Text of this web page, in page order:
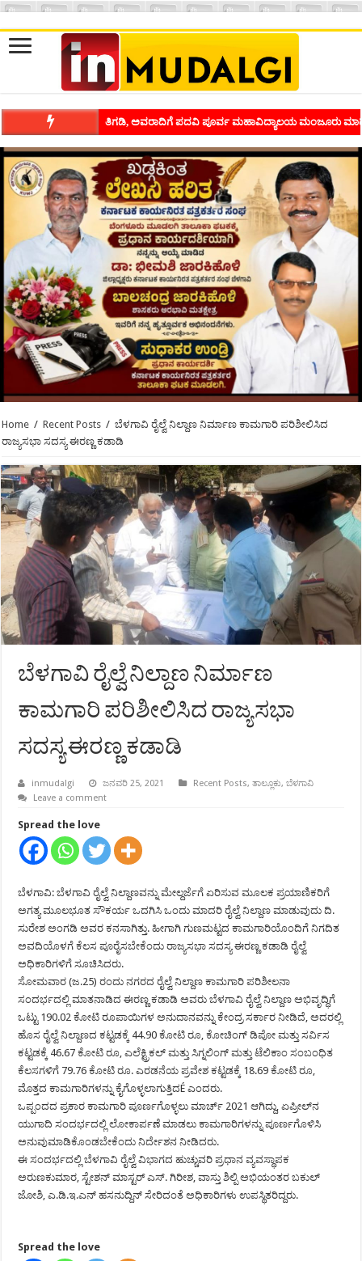
ಶಿವಾಪುರದಲ್ಲಿ ಕವಿಗೋಷ್ಠಿಯ ಸಂಭ್ರಮ ಭಾವನೆಗಳನ್ನು ಕಟ್ಟಿಕೊಡುವ
Home / Recent Posts / ಬೆಳಗಾವಿ ರೈಲ್ವೆ ನಿಲ್ದಾಣ ನಿರ್ಮಾಣ ಕಾಮಗಾರಿ ಪರಿಶೀಲಿಸಿದ
ರಾಜ್ಯಸಭಾ ಸದಸ್ಯ ಈರಣ್ಣ ಕಡಾಡಿ
ಬೆಳಗಾವಿ ರೈಲ್ವೆ ನಿಲ್ದಾಣ ನಿರ್ಮಾಣ
ಕಾಮಗಾರಿ ಪರಿಶೀಲಿಸಿದ ರಾಜ್ಯಸಭಾ
ಸದಸ್ಯ ಈರಣ್ಣ ಕಡಾಡಿ
inmudalgi ಜನವರಿ 25, 2021 Recent Posts,ತಾಲ್ಲೂಕು,ಬೆಳಗಾವಿ
Leave a comment
Spread the love
ಬೆಳಗಾವಿ: ಬೆಳಗಾವಿ ರೈಲ್ವೆ ನಿಲ್ದಾಣವನ್ನು ಮೇಲ್ದರ್ಜೆಗೆ ಏರಿಸುವ ಮೂಲಕ ಪ್ರಯಾಣಿಕರಿಗೆ
ಅಗತ್ಯ ಮೂಲಭೂತ ಸೌಕರ್ಯ ಒದಗಿಸಿ ಒಂದು ಮಾದರಿ ರೈಲ್ವೆ ನಿಲ್ದಾಣ ಮಾಡುವುದು ದಿ.
ಸುರೇಶ ಅಂಗಡಿ ಅವರ ಕನಸಾಗಿತ್ತು. ಹೀಗಾಗಿ ಗುಣಮಟ್ಟದ ಕಾಮಗಾರಿಯೊಂದಿಗೆ ನಿಗದಿತ
ಅವದಿಯೊಳಗೆ ಕೆಲಸ ಪೂರೈಸಬೇಕೆಂದು ರಾಜ್ಯಸಭಾ ಸದಸ್ಯ ಈರಣ್ಣ ಕಡಾಡಿ ರೈಲ್ವೆ
ಅಧಿಕಾರಿಗಳಿಗೆ ಸೂಚಿಸಿದರು.
ಸೋಮವಾರ (ಜ.25) ರಂದು ನಗರದ ರೈಲ್ವೆ ನಿಲ್ದಾಣ ಕಾಮಗಾರಿ ಪರಿಶೀಲನಾ
ಸಂದರ್ಭದಲ್ಲಿ ಮಾತನಾಡಿದ ಈರಣ್ಣ ಕಡಾಡಿ ಅವರು ಬೆಳಗಾವಿ ರೈಲ್ವೆ ನಿಲ್ದಾಣ ಅಭಿವೃದ್ಧಿಗೆ
ಒಟ್ಟು 190.02 ಕೋಟಿ ರೂಪಾಯಿಗಳ ಅನುದಾನವನ್ನು ಕೇಂದ್ರ ಸರ್ಕಾರ ನೀಡಿದೆ, ಅದರಲ್ಲಿ
ಹೊಸ ರೈಲ್ವೆ ನಿಲ್ದಾಣದ ಕಟ್ಟಡಕ್ಕೆ 44.90 ಕೋಟಿ ರೂ, ಕೋಚಿಂಗ್ ಡಿಪೋ ಮತ್ತು ಸರ್ವಿಸ
ಕಟ್ಟಡಕ್ಕೆ 46.67 ಕೋಟಿ ರೂ, ಎಲೆಕ್ಟ್ರಿಕಲ್ ಮತ್ತು ಸಿಗ್ನಲಿಂಗ್ ಮತ್ತು ಟೆಲಿಕಾಂ ಸಂಬಂಧಿತ
ಕೆಲಸಗಳಿಗೆ 79.76 ಕೋಟಿ ರೂ. ಎರಡನೆಯ ಪ್ರವೇಶ ಕಟ್ಟಡಕ್ಕೆ 18.69 ಕೋಟಿ ರೂ,
ಮೊತ್ತದ ಕಾಮಗಾರಿಗಳನ್ನು ಕೈಗೊಳ್ಳಲಾಗುತ್ತಿದÉ ಎಂದರು.
ಒಪ್ಪಂದದ ಪ್ರಕಾರ ಕಾಮಗಾರಿ ಪೂರ್ಣಗೊಳ್ಳಲು ಮಾರ್ಚ್ 2021 ಆಗಿದ್ದು, ಏಪ್ರೀಲ್‍ನ
ಯುಗಾದಿ ಸಂದರ್ಭದಲ್ಲಿ ಲೋಕಾರ್ಪಣೆ ಮಾಡಲು ಕಾಮಗಾರಿಗಳನ್ನು ಪೂರ್ಣಗೊಳಿಸಿ
ಅನುವುಮಾಡಿಕೊಂಡಬೇಕೆಂದು ನಿರ್ದೇಶನ ನೀಡಿದರು.
ಈ ಸಂದರ್ಭದಲ್ಲಿ ಬೆಳಗಾವಿ ರೈಲ್ವೆ ವಿಭಾಗದ ಹುಚ್ಚುವರಿ ಪ್ರಧಾನ ವ್ಯವಸ್ಥಾಪಕ
ಅರುಣಕುಮಾರ, ಸ್ಟೇಶನ್ ಮಾಸ್ಟರ್ ಎಸ್. ಗಿರೀಶ, ವಾಸ್ತು ಶಿಲ್ಪಿ ಅಭಿಯಂತರ ಬಕುಲ್
ಜೋಶಿ, ಎ.ಡಿ.ಇ.ಎನ್ ಹಸನುದ್ದಿನ್ ಸೇರಿದಂತೆ ಅಧಿಕಾರಿಗಳು ಉಪಸ್ಥಿತರಿದ್ದರು.
Spread the love